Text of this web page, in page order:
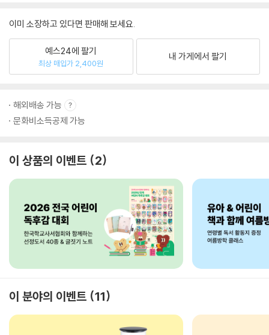
이미 소장하고 있다면 판매해 보세요.
예스24에 팔기
최상 매입가 2,400원
내 가게에서 팔기
해외배송 가능
문화비소득공제 가능
이 상품의 이벤트 2
이 분야의 이벤트 11